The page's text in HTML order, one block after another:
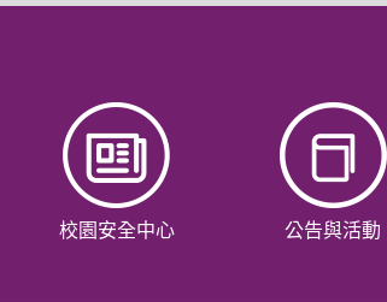
校園安全中心 公告與活動